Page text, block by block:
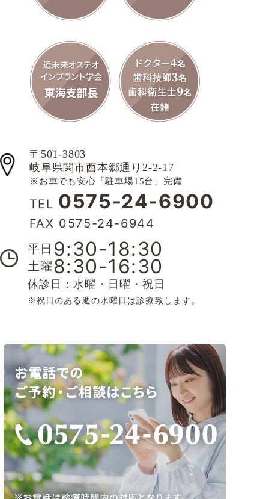
〒501-3803
岐阜県関市西本郷通り2-2-17
※お車でも安心「駐車場15台」完備
TEL 0575-24-6900
FAX 0575-24-6944
平日 9:30-18:30
土曜 8:30-16:30
休診日：水曜・日曜・祝日
※祝日のある週の水曜日は診療致します。